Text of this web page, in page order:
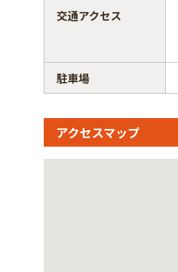
交通アクセス
駐車場
アクセスマップ